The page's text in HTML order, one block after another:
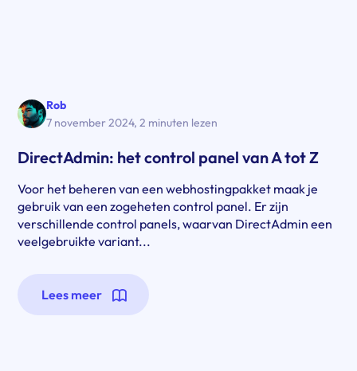
Rob
7 november 2024,2 minuten lezen
DirectAdmin: het control panel van A tot Z
Voor het beheren van een webhostingpakket maak je
gebruik van een zogeheten control panel. Er zijn
verschillende control panels, waarvan DirectAdmin een
veelgebruikte variant...
Lees meer